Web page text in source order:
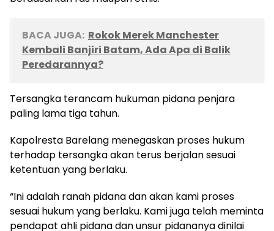
BACA JUGA: Rokok Merek Manchester
Kembali Banjiri Batam, Ada Apa di Balik
Peredarannya?
Tersangka terancam hukuman pidana penjara
paling lama tiga tahun.
Kapolresta Barelang menegaskan proses hukum
terhadap tersangka akan terus berjalan sesuai
ketentuan yang berlaku.
“Ini adalah ranah pidana dan akan kami proses
sesuai hukum yang berlaku. Kami juga telah meminta
pendapat ahli pidana dan unsur pidananya dinilai